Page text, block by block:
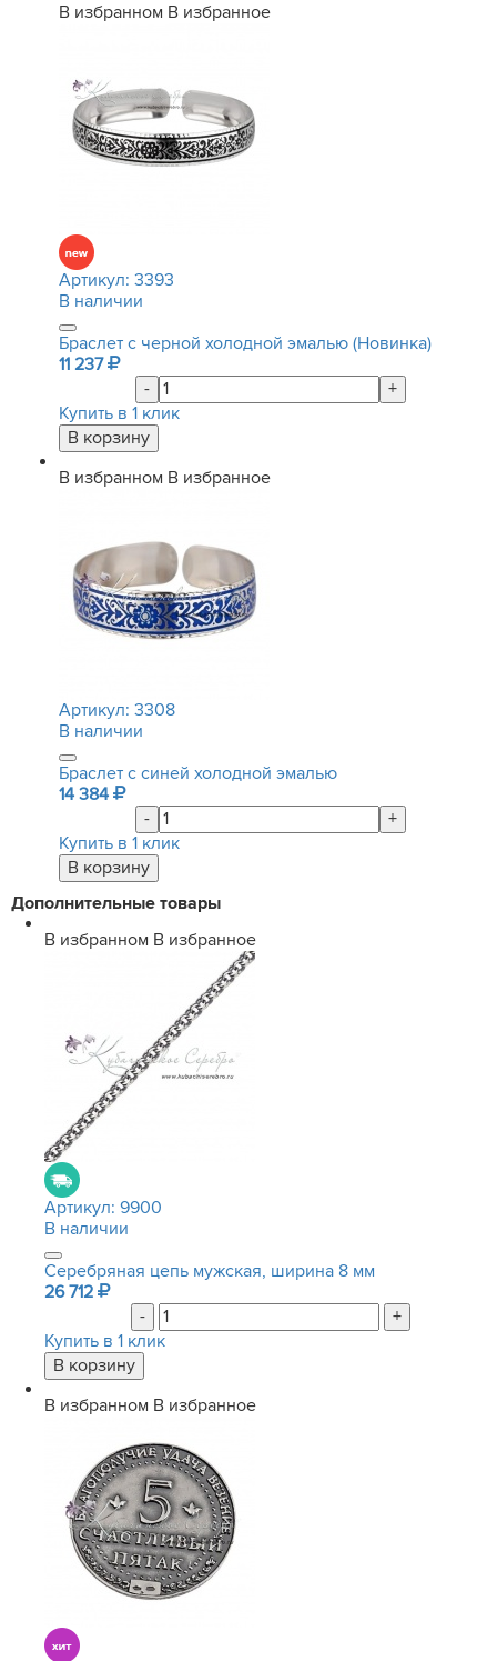
В избранном В избранное
Артикул: 3393
В наличии
Браслет с черной холодной эмалью (Новинка)
11 237
-
+
Купить в 1 клик
В избранном В избранное
Артикул: 3308
В наличии
Браслет с синей холодной эмалью
14 384
-
+
Купить в 1 клик
Дополнительные товары
В избранном В избранное
Артикул: 9900
В наличии
Серебряная цепь мужская, ширина 8 мм
26 712
-
+
Купить в 1 клик
В избранном В избранное